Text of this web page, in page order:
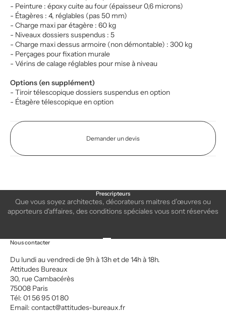
- Peinture : époxy cuite au four (épaisseur 0,6 microns)
- Étagères : 4, réglables (pas 50 mm)
- Charge maxi par étagère : 60 kg
- Niveaux dossiers suspendus : 5
- Charge maxi dessus armoire (non démontable) : 300 kg
- Perçages pour fixation murale
- Vérins de calage réglables pour mise à niveau
Options (en supplément)
- Tiroir télescopique dossiers suspendus en option
- Étagère télescopique en option
Demander un devis
Prescripteurs
Que vous soyez architectes, décorateurs maitres d’œuvres ou
apporteurs d'affaires, des conditions spéciales vous sont réservées
Nous contacter
Du lundi au vendredi de 9h à 13h et de 14h à 18h.
Attitudes Bureaux
30, rue Cambacérès
75008 Paris
Tél: 01 56 95 01 80
Email: contact@attitudes-bureaux.fr